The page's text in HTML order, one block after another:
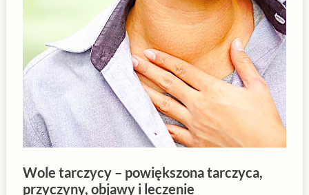
Wole tarczycy – powiększona tarczyca,
przyczyny, objawy i leczenie